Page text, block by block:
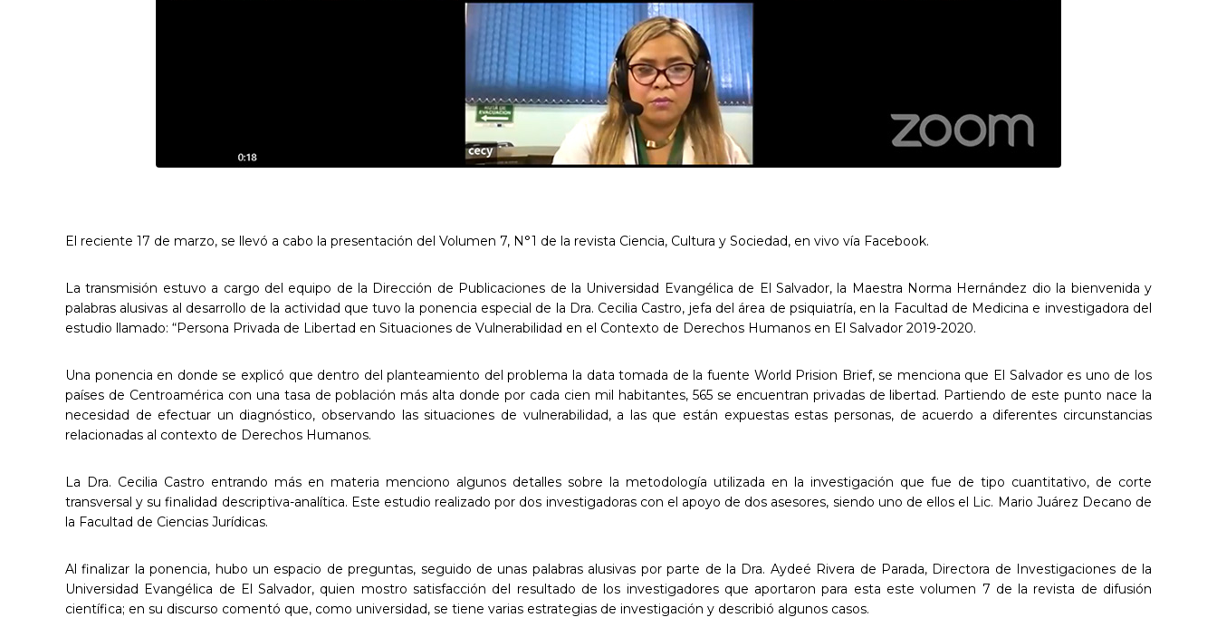
El reciente 17 de marzo, se llevó a cabo la presentación del Volumen 7, N°1 de la revista Ciencia, Cultura y Sociedad, en vivo vía Facebook.
La transmisión estuvo a cargo del equipo de la Dirección de Publicaciones de la Universidad Evangélica de El Salvador, la Maestra Norma Hernández dio la bienvenida y
palabras alusivas al desarrollo de la actividad que tuvo la ponencia especial de la Dra. Cecilia Castro, jefa del área de psiquiatría, en la Facultad de Medicina e investigadora del
estudio llamado: “Persona Privada de Libertad en Situaciones de Vulnerabilidad en el Contexto de Derechos Humanos en El Salvador 2019-2020.
Una ponencia en donde se explicó que dentro del planteamiento del problema la data tomada de la fuente World Prision Brief, se menciona que El Salvador es uno de los
países de Centroamérica con una tasa de población más alta donde por cada cien mil habitantes, 565 se encuentran privadas de libertad. Partiendo de este punto nace la
necesidad de efectuar un diagnóstico, observando las situaciones de vulnerabilidad, a las que están expuestas estas personas, de acuerdo a diferentes circunstancias
relacionadas al contexto de Derechos Humanos.
La Dra. Cecilia Castro entrando más en materia menciono algunos detalles sobre la metodología utilizada en la investigación que fue de tipo cuantitativo, de corte
transversal y su finalidad descriptiva-analítica. Este estudio realizado por dos investigadoras con el apoyo de dos asesores, siendo uno de ellos el Lic. Mario Juárez Decano de
la Facultad de Ciencias Jurídicas.
Al finalizar la ponencia, hubo un espacio de preguntas, seguido de unas palabras alusivas por parte de la Dra. Aydeé Rivera de Parada, Directora de Investigaciones de la
Universidad Evangélica de El Salvador, quien mostro satisfacción del resultado de los investigadores que aportaron para esta este volumen 7 de la revista de difusión
científica; en su discurso comentó que, como universidad, se tiene varias estrategias de investigación y describió algunos casos.